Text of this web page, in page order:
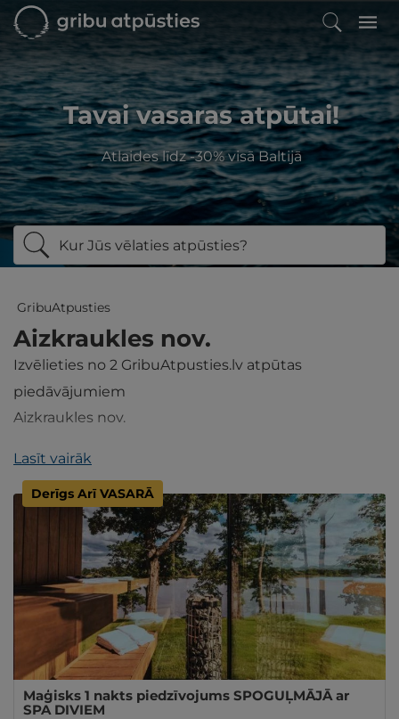
Tavai vasaras atpūtai!
Atlaides līdz -30% visā Baltijā
Kur Jūs vēlaties atpūsties?
GribuAtpusties
Aizkraukles nov.
Izvēlieties no 2 GribuAtpusties.lv atpūtas
piedāvājumiem
Aizkraukles nov.
Lasīt vairāk
Derīgs Arī VASARĀ
Maģisks 1 nakts piedzīvojums SPOGUĻMĀJĀ ar
SPA DIVIEM